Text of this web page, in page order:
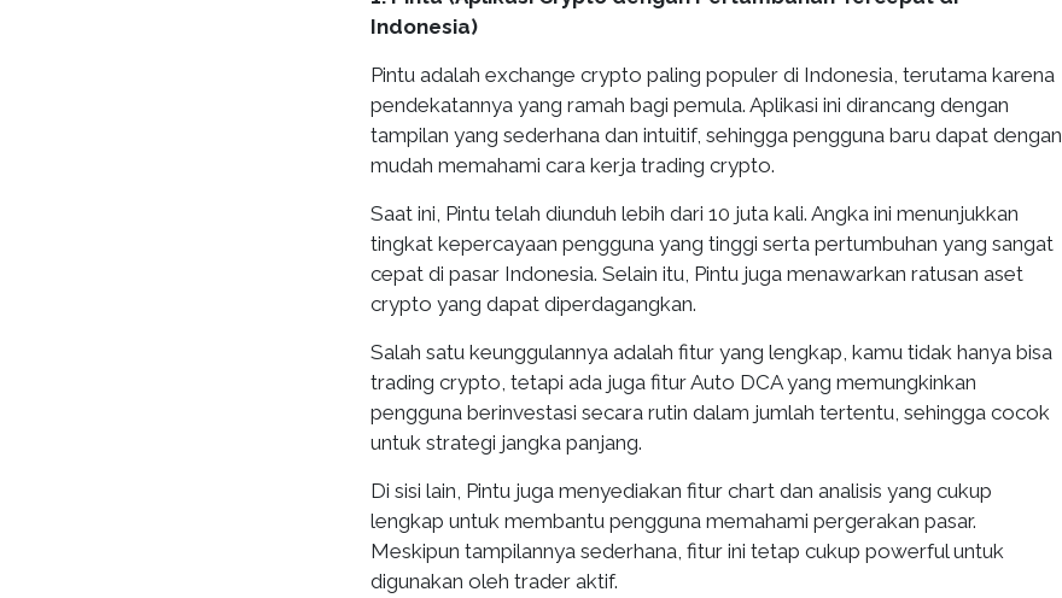
Indonesia)
Pintu adalah exchange crypto paling populer di Indonesia, terutama karena
pendekatannya yang ramah bagi pemula. Aplikasi ini dirancang dengan
tampilan yang sederhana dan intuitif, sehingga pengguna baru dapat dengan
mudah memahami cara kerja trading crypto.
Saat ini, Pintu telah diunduh lebih dari 10 juta kali. Angka ini menunjukkan
tingkat kepercayaan pengguna yang tinggi serta pertumbuhan yang sangat
cepat di pasar Indonesia. Selain itu, Pintu juga menawarkan ratusan aset
crypto yang dapat diperdagangkan.
Salah satu keunggulannya adalah fitur yang lengkap, kamu tidak hanya bisa
trading crypto, tetapi ada juga fitur Auto DCA yang memungkinkan
pengguna berinvestasi secara rutin dalam jumlah tertentu, sehingga cocok
untuk strategi jangka panjang.
Di sisi lain, Pintu juga menyediakan fitur chart dan analisis yang cukup
lengkap untuk membantu pengguna memahami pergerakan pasar.
Meskipun tampilannya sederhana, fitur ini tetap cukup powerful untuk
digunakan oleh trader aktif.